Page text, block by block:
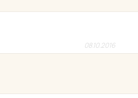
08.10.2016